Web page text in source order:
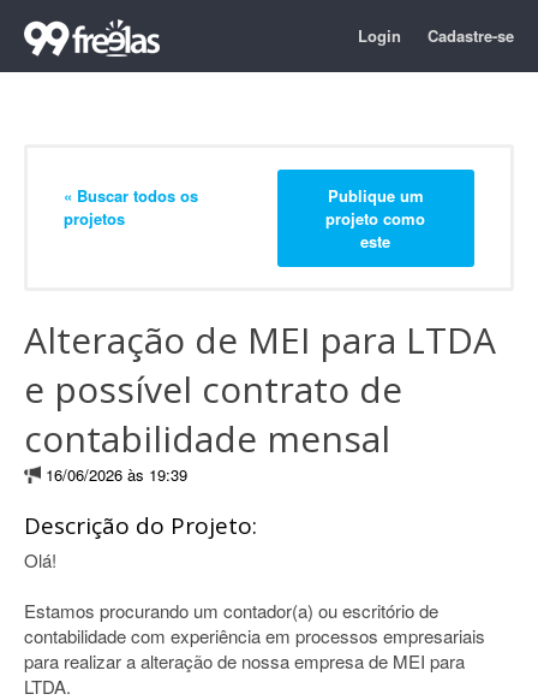
Login Cadastre-se
« Buscar todos os
projetos
Publique um
projeto como
este
Alteração de MEI para LTDA
e possível contrato de
contabilidade mensal
16/06/2026 às 19:39
Descrição do Projeto:
Olá!
Estamos procurando um contador(a) ou escritório de
contabilidade com experiência em processos empresariais
para realizar a alteração de nossa empresa de MEI para
LTDA.